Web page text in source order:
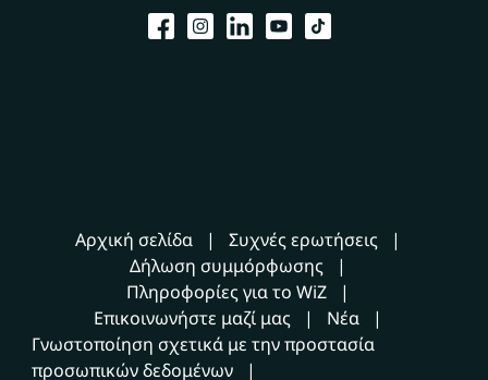
Αρχική σελίδα
Συχνές ερωτήσεις
Δήλωση συμμόρφωσης
Πληροφορίες για το WiZ
Επικοινωνήστε μαζί μας
Νέα
Γνωστοποίηση σχετικά με την προστασία
προσωπικών δεδομένων